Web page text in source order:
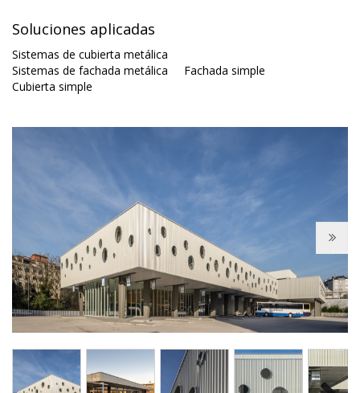
Soluciones aplicadas
Sistemas de cubierta metálica
Sistemas de fachada metálica
Fachada simple
Cubierta simple
Next